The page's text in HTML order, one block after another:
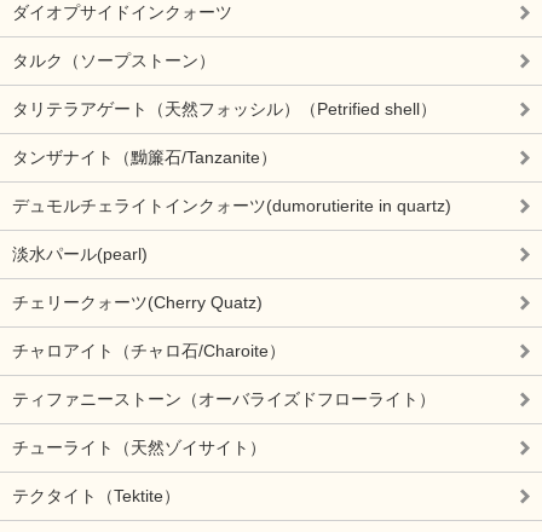
ダイオプサイドインクォーツ
タルク（ソープストーン）
タリテラアゲート（天然フォッシル）（Petrified shell）
タンザナイト（黝簾石/Tanzanite）
デュモルチェライトインクォーツ(dumorutierite in quartz)
淡水パール(pearl)
チェリークォーツ(Cherry Quatz)
チャロアイト（チャロ石/Charoite）
ティファニーストーン（オーバライズドフローライト）
チューライト（天然ゾイサイト）
テクタイト（Tektite）